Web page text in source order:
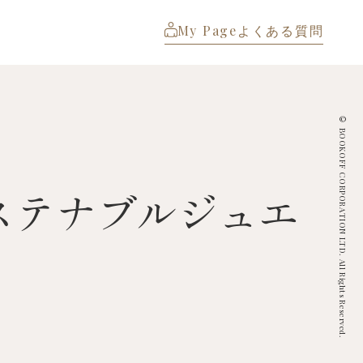
My Pageよくある質問
ナブルジュエ © BOOKOFF CORPORATION LTD. All Rights Reserved.